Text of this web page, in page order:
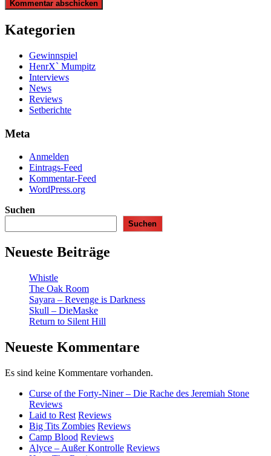
Kategorien
Gewinnspiel
HenrX` Mumpitz
Interviews
News
Reviews
Setberichte
Meta
Anmelden
Eintrags-Feed
Kommentar-Feed
WordPress.org
Suchen
Suchen
Neueste Beiträge
Whistle
The Oak Room
Sayara – Revenge is Darkness
Skull – DieMaske
Return to Silent Hill
Neueste Kommentare
Es sind keine Kommentare vorhanden.
Curse of the Forty-Niner – Die Rache des Jeremiah Stone
Reviews
Laid to Rest Reviews
Big Tits Zombies Reviews
Camp Blood Reviews
Alyce – Außer Kontrolle Reviews